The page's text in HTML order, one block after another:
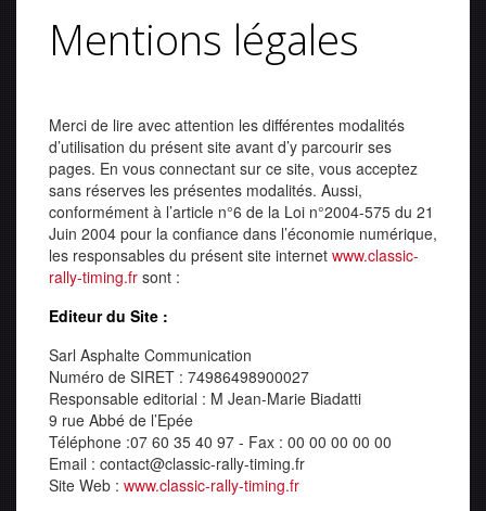
Mentions légales
Merci de lire avec attention les différentes modalités
d’utilisation du présent site avant d’y parcourir ses
pages. En vous connectant sur ce site, vous acceptez
sans réserves les présentes modalités. Aussi,
conformément à l’article n°6 de la Loi n°2004-575 du 21
Juin 2004 pour la confiance dans l’économie numérique,
les responsables du présent site internet www.classic-
rally-timing.fr sont :
Editeur du Site :
Sarl Asphalte Communication
Numéro de SIRET : 74986498900027
Responsable editorial : M Jean-Marie Biadatti
9 rue Abbé de l’Epée
Téléphone :07 60 35 40 97 - Fax : 00 00 00 00 00
Email : contact@classic-rally-timing.fr
Site Web : www.classic-rally-timing.fr